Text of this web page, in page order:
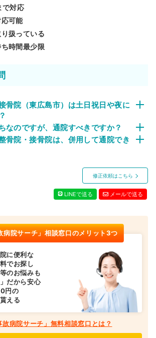
で対応
応可能
扱っている
時間最少限
骨院（東広島市）は土日祝日や夜に
なのですが、通院すべきですか？
骨院・接骨院は、併用して通院でき
修正依頼はこちら
LINEで送る メールで送る
病院サーチ」相談窓口のメリット3つ
に便利な
でお探し
のお悩みも
だから安心
円の
える
故病院サーチ」無料相談窓口とは？